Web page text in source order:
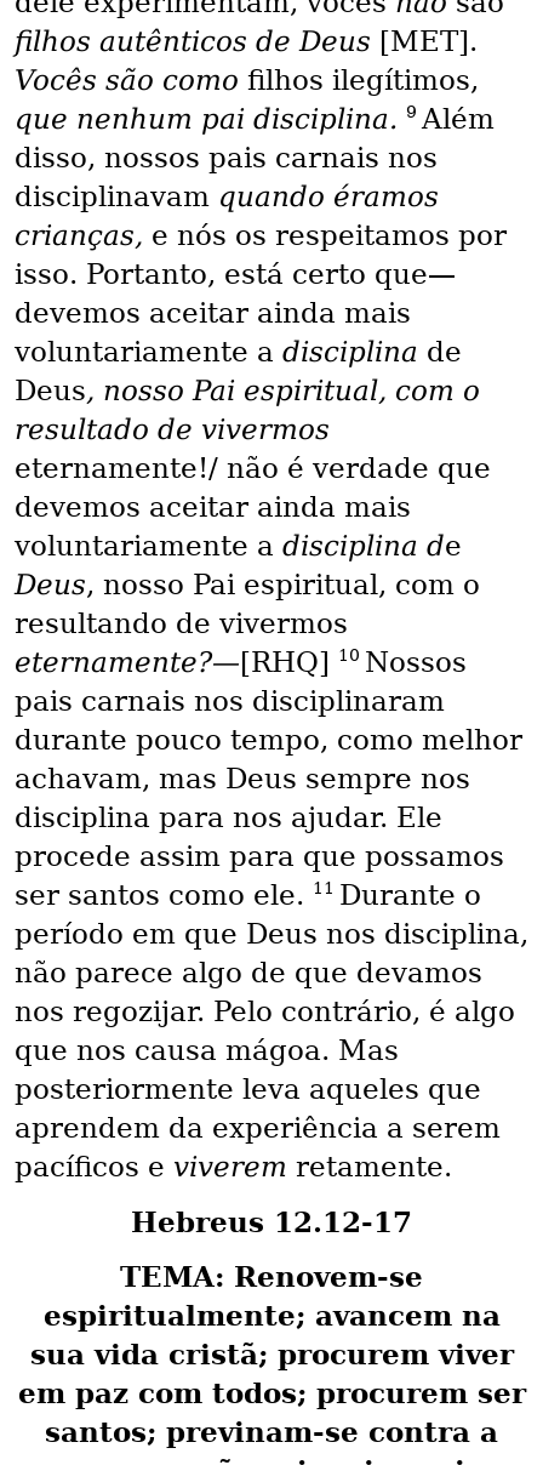
filhos autênticos de Deus [MET].
Vocês são como filhos ilegítimos,
que nenhum pai disciplina. 9 Além
disso, nossos pais carnais nos
disciplinavam quando éramos
crianças, e nós os respeitamos por
isso. Portanto, está certo que—
devemos aceitar ainda mais
voluntariamente a disciplina de
Deus, nosso Pai espiritual, com o
resultado de vivermos
eternamente!/ não é verdade que
devemos aceitar ainda mais
voluntariamente a disciplina de
Deus, nosso Pai espiritual, com o
resultando de vivermos
eternamente?—[RHQ] 10 Nossos
pais carnais nos disciplinaram
durante pouco tempo, como melhor
achavam, mas Deus sempre nos
disciplina para nos ajudar. Ele
procede assim para que possamos
ser santos como ele. 11 Durante o
período em que Deus nos disciplina,
não parece algo de que devamos
nos regozijar. Pelo contrário, é algo
que nos causa mágoa. Mas
posteriormente leva aqueles que
aprendem da experiência a serem
pacíficos e viverem retamente.
Hebreus 12.12-17
TEMA: Renovem-se
espiritualmente; avancem na
sua vida cristã; procurem viver
em paz com todos; procurem ser
santos; previnam-se contra a